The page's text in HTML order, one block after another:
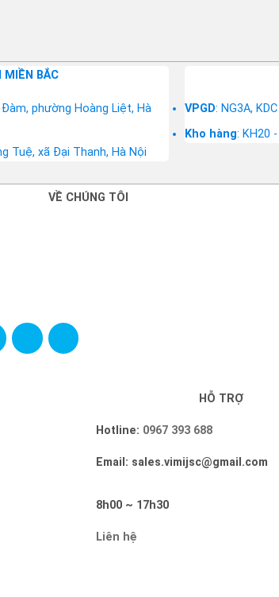
MIỀN BẮC
phường Hoàng Liệt, Hà
Tuệ, xã Đại Thanh, Hà Nội
VPGD: NG3A,
Kho hàng: KH20
VỀ CHÚNG TÔI
HỖ TRỢ
Hotline: 0967 393 688
Email: sales.vimijsc@gmail.com
8h00 ~ 17h30
Liên hệ